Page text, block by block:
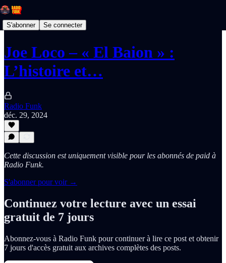
S'abonner Se connecter
Joe Loco – « El Baion » :
L’histoire et…
Radio Funk
déc. 29, 2024
Cette discussion est uniquement visible pour les abonnés de paid à
Radio Funk.
S'abonner pour voir →
Continuez votre lecture avec un essai
gratuit de 7 jours
Abonnez-vous à Radio Funk pour continuer à lire ce post et obtenir
7 jours d'accès gratuit aux archives complètes des posts.